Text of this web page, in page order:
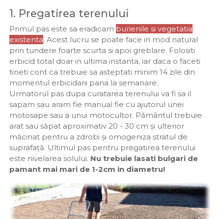
1. Pregatirea terenului
Primul pas este sa eradicam burienile si vegetatia
existenta. Acest lucru se poate face in mod natural
prin tundere foarte scurta si apoi greblare. Folositi
erbicid total doar in ultima instanta, iar daca o faceti
tineti cont ca trebuie sa asteptati minim 14 zile din
momentul erbicidarii pana la semanare.
Urmatorul pas dupa curatarea terenului va fi sa il
sapam sau aram fie manual fie cu ajutorul unei
motosape sau a unui motocultor. Pământul trebuie
arat sau săpat aproximativ 20 - 30 cm și ulterior
măcinat pentru a zdrobi și omogeniza stratul de
suprafață. Ultimul pas pentru pregatirea terenului
este nivelarea solului. Nu trebuie lasati bulgari de
pamant mai mari de 1-2cm in diametru!